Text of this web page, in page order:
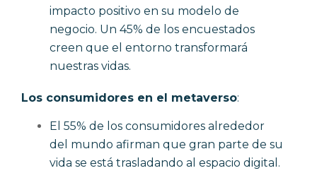
impacto positivo en su modelo de
negocio. Un 45% de los encuestados
creen que el entorno transformará
nuestras vidas.
Los consumidores en el metaverso:
El 55% de los consumidores alrededor
del mundo afirman que gran parte de su
vida se está trasladando al espacio digital.